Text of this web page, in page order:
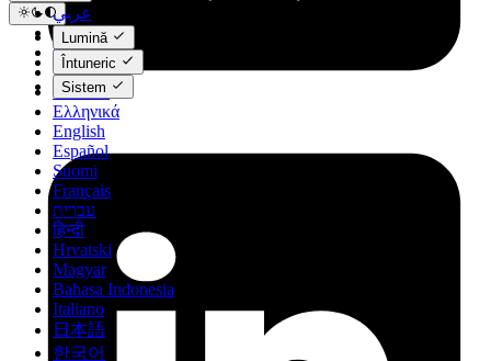
عربي
Català
Čeština
Dansk
Deutsch
Ελληνικά
English
Español
Suomi
Français
עברית
हिन्दी
Hrvatski
Magyar
Bahasa Indonesia
Italiano
日本語
한국어
Lumină
Întuneric
Sistem